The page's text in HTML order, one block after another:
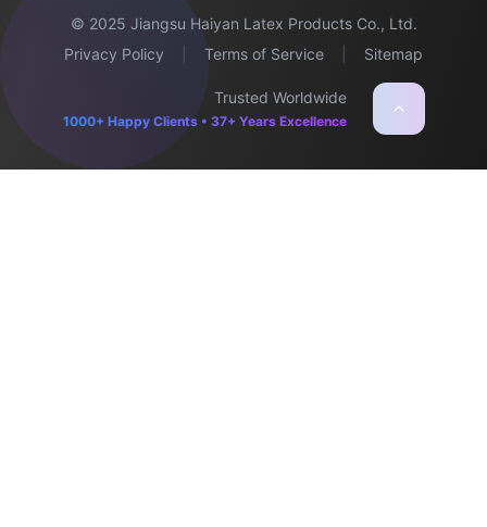
© 2025 Jiangsu Haiyan Latex Products Co., Ltd.
Privacy Policy
Terms of Service Sitemap
Trusted Worldwide
1000+ Happy Clients • 37+ Years Excellence